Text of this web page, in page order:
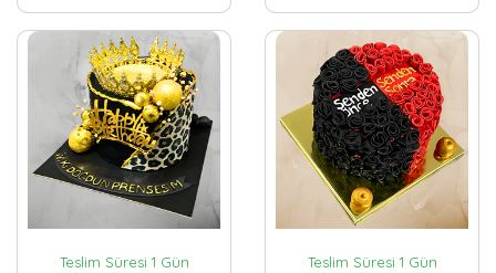
Teslim Süresi 1 Gün Teslim Süresi 1 Gün